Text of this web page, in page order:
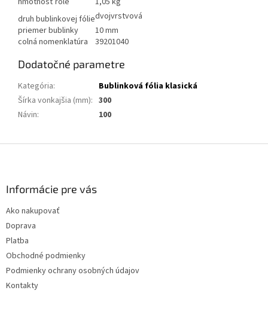
druh bublinkovej fóliedvojvrstvová
priemer bublinky
10 mm
colná nomenklatúra
39201040
Dodatočné parametre
Kategória:
Bublinková fólia klasická
Šírka vonkajšia (mm): 300
Návin: 100
Informácie pre vás
Ako nakupovať
Doprava
Platba
Obchodné podmienky
Podmienky ochrany osobných údajov
Kontakty